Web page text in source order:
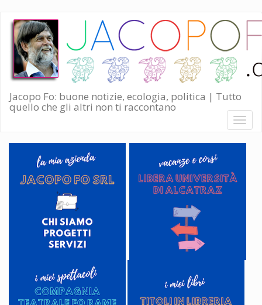
Salta
contenuto
principale
Jacopo Fo: buone notizie, ecologia, politica | Tutto
quello che gli altri non ti raccontano
Toggle